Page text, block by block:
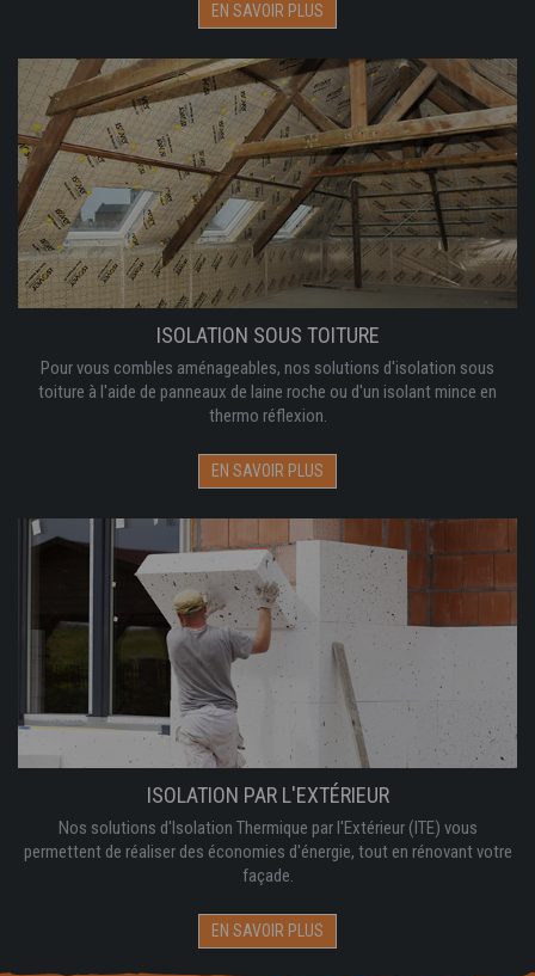
EN SAVOIR PLUS
ISOLATION SOUS TOITURE
Pour vous combles aménageables, nos solutions d'isolation sous
toiture à l'aide de panneaux de laine roche ou d'un isolant mince en
thermo réflexion.
EN SAVOIR PLUS
ISOLATION PAR L'EXTÉRIEUR
Nos solutions d'Isolation Thermique par l'Extérieur (ITE) vous
permettent de réaliser des économies d'énergie, tout en rénovant votre
façade.
EN SAVOIR PLUS